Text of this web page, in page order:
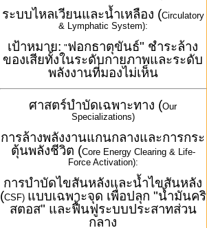
ระบบไหลเวียนและน้ำเหลือง (Circulatory
& Lymphatic System):
เป้าหมาย: "ฟอกธาตุขันธ์" ชำระล้าง
ของเสียทั้งในระดับกายภาพและระดับ
พลังงานที่มองไม่เห็น
ศาสตร์บำบัดเฉพาะทาง (Our
Specializations)
การล้างพลังงานแกนกลางและการกระ
ตุ้นพลังชีวิต (Core Energy Clearing & Life-
Force Activation):
การบำบัดไขสันหลังและน้ำไขสันหลัง
(CSF) แบบเฉพาะจุด เพื่อปลุก "น้ำมันคริ
สตอส" และฟื้นฟูระบบประสาทส่วน
กลาง